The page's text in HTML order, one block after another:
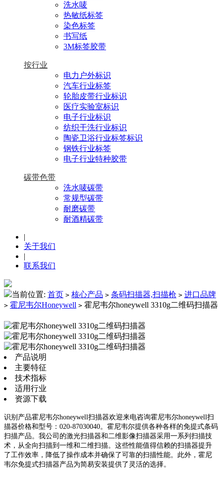
洗水唛
热敏纸标签
染色标签
书写纸
3M标签胶带
按行业
电力户外标识
汽车行业标签
轮胎皮带行业标识
医疗实验室标识
电子行业标识
纺织干洗行业标识
陶瓷卫浴行业标签标识
钢铁行业标签
电子行业特种胶带
碳带色带
洗水唛碳带
常规型碳带
耐磨碳带
耐酒精碳带
|
关于我们
|
联系我们
当前位置: 首页 > 核心产品 > 条码扫描器,扫描枪 > 进口品牌
> 霍尼韦尔Honeywell > 霍尼韦尔honeywell 3310g二维码扫描器
产品说明
主要特征
技术指标
适用行业
资源下载
识别产品霍尼韦尔honeywell扫描器欢迎来电咨询霍尼韦尔honeywell扫
描器价格和型号：020-87030040。霍尼韦尔提供各种各样的免提式条码
扫描产品。我公司的激光扫描器和二维影像扫描器采用一系列扫描技
术，从全向扫描到一维和二维扫描。这些性能值得信赖的扫描器提升
了工作效率，降低了操作成本并确保了可靠的扫描性能。此外，霍尼
韦尔免提式扫描器产品为简易安装提供了灵活的选择。